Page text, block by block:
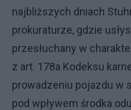
najbliższych dniach
prokuraturze, gdzie
przesłuchany w
z art. 178a Kodeksu
prowadzeniu pojazdu w
pod wpływem środka